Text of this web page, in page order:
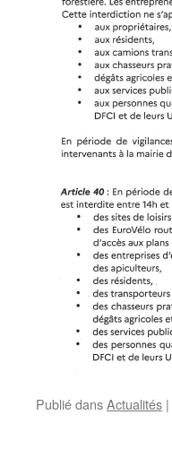
Publié dansActualités |